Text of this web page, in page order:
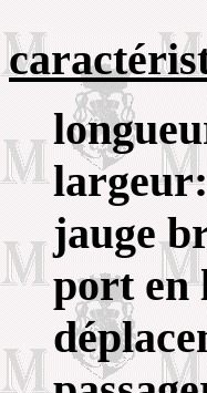
jauge
port en